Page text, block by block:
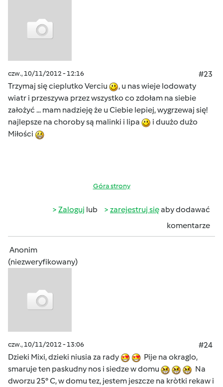
czw., 10/11/2012 - 12:16
#23
Trzymaj się cieplutko Verciu
, u nas wieje lodowaty
wiatr i przeszywa przez wszystko co zdołam na siebie
założyć ... mam nadzieję że u Ciebie lepiej, wygrzewaj się!
najlepsze na choroby są malinki i lipa
i duużo dużo
Miłości
Góra strony
Zaloguj lub zarejestruj sięaby dodawać
komentarze
Anonim
(niezweryfikowany)
czw., 10/11/2012 - 13:06
#24
Dzieki Mixi, dzieki niusia za rady
Pije na okraglo,
smaruje ten paskudny nos i siedze w domu
Na
dworzu 25° C, w domu tez, jestem jeszcze na kròtki rekaw i